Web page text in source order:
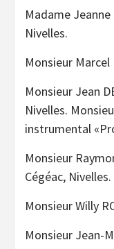
Madame Jeanne
Nivelles.
Monsieur Marcel
Monsieur Jean
Nivelles.
instrumental
Monsieur
Cégéac, Nivelles.
Monsieur Willy
Monsieur Jean-